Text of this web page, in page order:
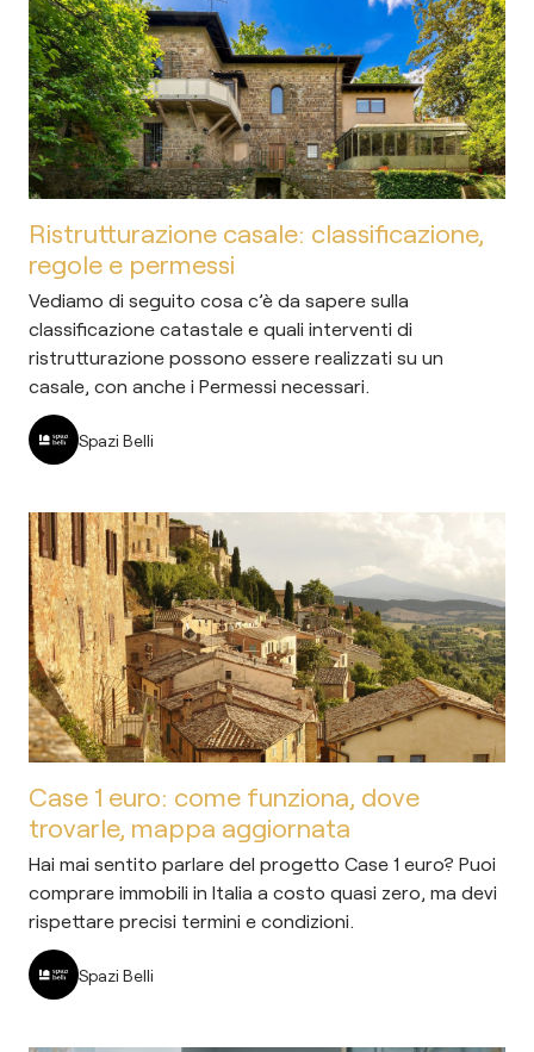
Ristrutturazione casale: classificazione,
regole e permessi
Vediamo di seguito cosa c’è da sapere sulla
classificazione catastale e quali interventi di
ristrutturazione possono essere realizzati su un
casale, con anche i Permessi necessari.
Spazi Belli
Case 1 euro: come funziona, dove
trovarle, mappa aggiornata
Hai mai sentito parlare del progetto Case 1 euro? Puoi
comprare immobili in Italia a costo quasi zero, ma devi
rispettare precisi termini e condizioni.
Spazi Belli